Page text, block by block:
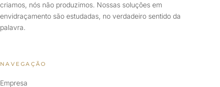
criamos, nós não produzimos. Nossas soluções em
envidraçamento são estudadas, no verdadeiro sentido da
palavra.
NAVEGAÇÃO
Empresa